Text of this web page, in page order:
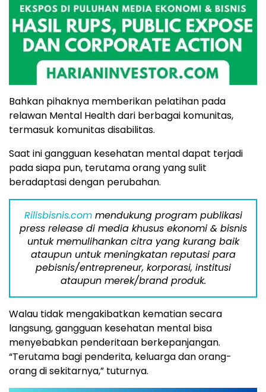
Bahkan pihaknya memberikan pelatihan pada
relawan Mental Health dari berbagai komunitas,
termasuk komunitas disabilitas.
Saat ini gangguan kesehatan mental dapat terjadi
pada siapa pun, terutama orang yang sulit
beradaptasi dengan perubahan.
Rilisbisnis.commendukung program publikasi
press release di media khusus ekonomi & bisnis
untuk memulihankan citra yang kurang baik
ataupun untuk meningkatan reputasi para
pebisnis/entrepreneur, korporasi, institusi
ataupun merek/brand produk.
Walau tidak mengakibatkan kematian secara
langsung, gangguan kesehatan mental bisa
menyebabkan penderitaan berkepanjangan.
“Terutama bagi penderita, keluarga dan orang-
orang di sekitarnya,” tuturnya.